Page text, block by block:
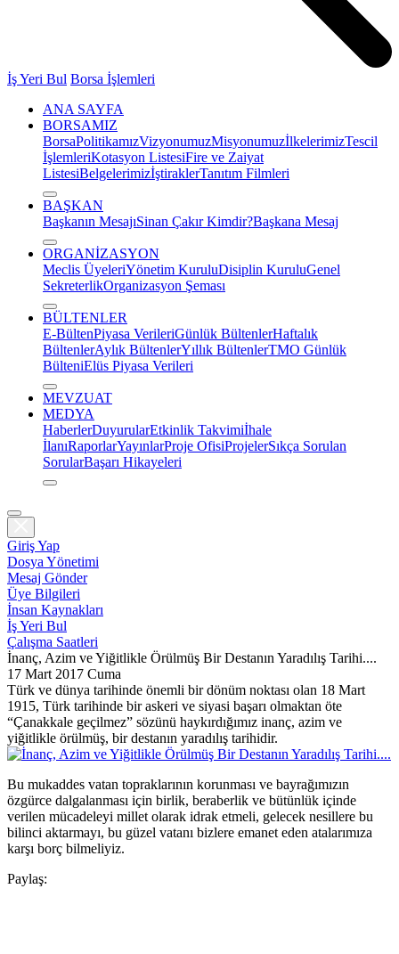
İş Yeri Bul Borsa İşlemleri
ANA SAYFA
BORSAMIZ
BorsaPolitikamızVizyonumuzMisyonumuzİlkelerimizTescil
İşlemleriKotasyon ListesiFire ve Zaiyat
ListesiBelgelerimizİştiraklerTanıtım Filmleri
BAŞKAN
Başkanın MesajıSinan Çakır Kimdir?Başkana Mesaj
ORGANİZASYON
Meclis ÜyeleriYönetim KuruluDisiplin KuruluGenel
SekreterlikOrganizasyon Şeması
BÜLTENLER
E-BültenPiyasa VerileriGünlük BültenlerHaftalık
BültenlerAylık BültenlerYıllık BültenlerTMO Günlük
BülteniElüs Piyasa Verileri
MEVZUAT
MEDYA
HaberlerDuyurularEtkinlik Takvimiİhale
İlanıRaporlarYayınlarProje OfisiProjelerSıkça Sorulan
SorularBaşarı Hikayeleri
Giriş Yap
Dosya Yönetimi
Mesaj Gönder
Üye Bilgileri
İnsan Kaynakları
İş Yeri Bul
Çalışma Saatleri
İnanç, Azim ve Yiğitlikle Örülmüş Bir Destanın Yaradılış Tarihi....
17 Mart 2017 Cuma
Türk ve dünya tarihinde önemli bir dönüm noktası olan 18 Mart
1915, Türk tarihinde bir askeri ve siyasi başarı olmaktan öte
“Çanakkale geçilmez” sözünü haykırdığımız inanç, azim ve
yiğitlikle örülmüş, bir destanın yaradılış tarihidir.
Bu mukaddes vatan topraklarının korunması ve bayrağımızın
özgürce dalgalanması için birlik, beraberlik ve bütünlük içinde
verilen mücadeleyi millet olarak idrak etmeli, gelecek nesillere bu
bilinci aktarmayı, bu güzel vatanı bizlere emanet eden atalarımıza
karşı borç bilmeliyiz.
Paylaş: